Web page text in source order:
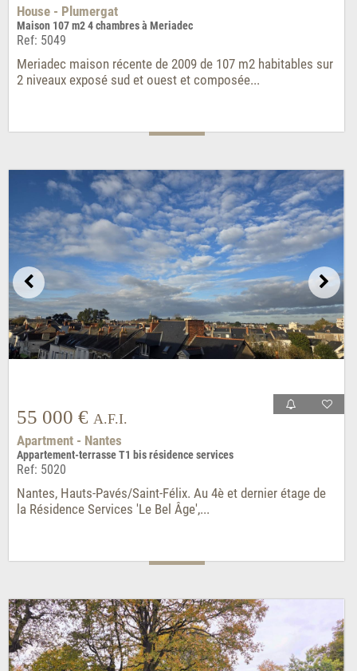
House - Plumergat
Maison 107 m2 4 chambres à Meriadec
Ref: 5049
Meriadec maison récente de 2009 de 107 m2 habitables sur
2 niveaux exposé sud et ouest et composée...
55 000 € A.F.I.
Apartment - Nantes
Appartement-terrasse T1 bis résidence services
Ref: 5020
Nantes, Hauts-Pavés/Saint-Félix. Au 4è et dernier étage de
la Résidence Services 'Le Bel Âge',...